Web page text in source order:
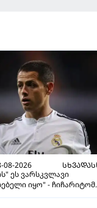
08-2026
ეს ვარსკვლავი
იყო" - ჩიჩარიტომ